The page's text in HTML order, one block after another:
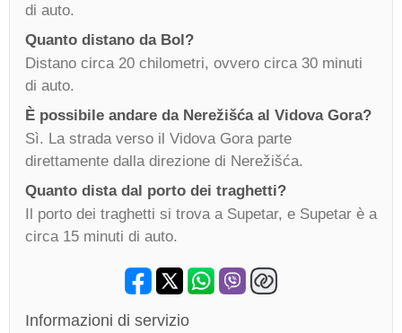
di auto.
Quanto distano da Bol?
Distano circa 20 chilometri, ovvero circa 30 minuti
di auto.
È possibile andare da Nerežišća al Vidova Gora?
Sì. La strada verso il Vidova Gora parte
direttamente dalla direzione di Nerežišća.
Quanto dista dal porto dei traghetti?
Il porto dei traghetti si trova a Supetar, e Supetar è a
circa 15 minuti di auto.
Informazioni di servizio